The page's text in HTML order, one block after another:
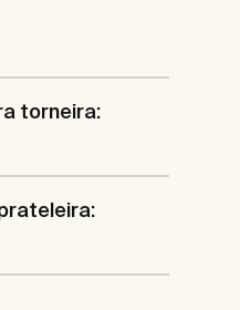
torneira: